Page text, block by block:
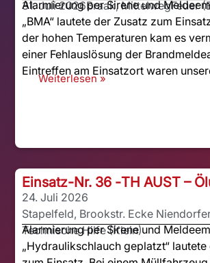
31. Juli 2026Braak, MittelwegFeuer
Alarmierung per Sirene und
„BMA“ lautete der Zusatz zum
der hohen Temperaturen kam es
einer Fehlauslösung der
Eintreffen am Einsatzort waren
Weiterlesen »
Einsatz-Nr. 36 -TH AUST –
24. Juli 2026
Stapelfeld, Brookstr. Ecke
Technische Hilfe (Klein)
Alarmierung per Sirene und
„Hydraulikschlauch geplatzt“ lautete